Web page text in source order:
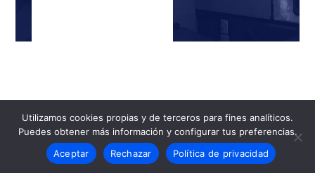
Evaristo Casariego S.A.Aviso Legal·Política
de Privacidad
Utilizamos cookies propias y de terceros para fines analíticos.
Puedes obtener más información y configurar tus preferencias.
Aceptar
Rechazar Política de privacidad